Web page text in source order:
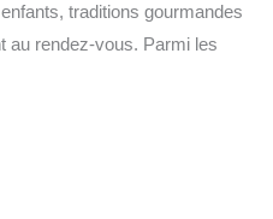
traditions gourmandes
au rendez-vous. Parmi les